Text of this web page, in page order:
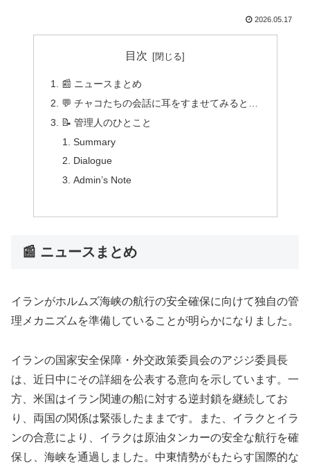
2026.05.17
目次
📰 ニュースまとめ
💬 チャコたちの会話に耳をすませてみると…
📝 管理人のひとこと
Summary
Dialogue
Admin’s Note
📰 ニュースまとめ
イランがホルムズ海峡の航行の安全確保に向けて独自の管
理メカニズムを準備していることが明らかになりました。
イランの国家安全保障・外交政策委員会のアジジ委員長
は、近日中にその詳細を公表する意向を示しています。一
方、米国はイラン関連の船に対する逆封鎖を継続してお
り、両国の関係は緊張したままです。また、イラクとイラ
ンの合意により、イラクは原油タンカーの安全な航行を確
保し、海峡を通過しました。中東情勢がもたらす国際的な